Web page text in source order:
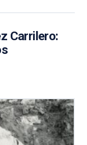
Carrilero: